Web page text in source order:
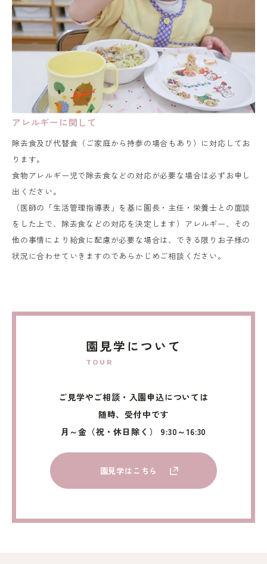
アレルギーに関して
除去食及び代替食（ご家庭から持参の場合もあり）に対応してお
ります。
食物アレルギー児で除去食などの対応が必要な場合は必ずお申し
出ください。
（医師の「生活管理指導表」を基に園長・主任・栄養士との面談
をした上で、除去食などの対応を決定します）アレルギー、その
他の事情により給食に配慮が必要な場合は、できる限りお子様の
状況に合わせていきますのであらかじめご相談ください。
園見学について
TOUR
ご見学やご相談・入園申込については
随時、受付中です
月～金（祝・休日除く） 9:30～16:30
園見学はこちら